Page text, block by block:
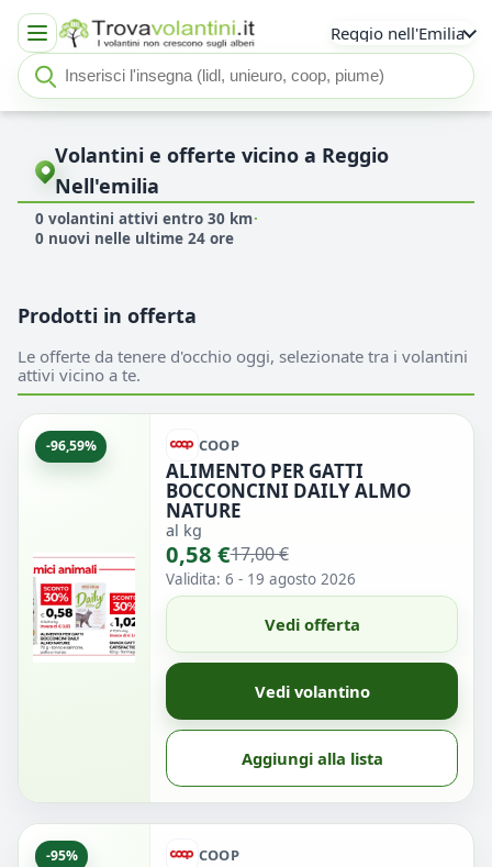
Reggio nell'Emilia
Cerca insegna o negozio
Seleziona un'insegna
Volantini e offerte vicino a Reggio
Nell'emilia
0 volantini attivi entro 30 km·
0 nuovi nelle ultime 24 ore
Prodotti in offerta
Le offerte da tenere d'occhio oggi, selezionate tra i volantini
attivi vicino a te.
-96,59% COOP
ALIMENTO PER GATTI
BOCCONCINI DAILY ALMO
NATURE
al kg
0,58 €17,00 €
Validita: 6 - 19 agosto 2026
Vedi offerta
Vedi volantino
Aggiungi alla lista
-95% COOP